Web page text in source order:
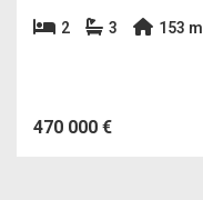
2 3 153 m
470 000 €